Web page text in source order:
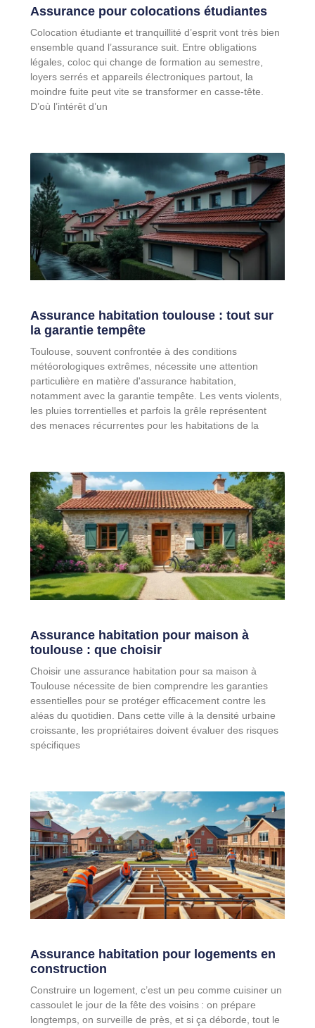
Assurance pour colocations étudiantes
Colocation étudiante et tranquillité d’esprit vont très bien
ensemble quand l’assurance suit. Entre obligations
légales, coloc qui change de formation au semestre,
loyers serrés et appareils électroniques partout, la
moindre fuite peut vite se transformer en casse-tête.
D’où l’intérêt d’un
Assurance habitation toulouse : tout sur
la garantie tempête
Toulouse, souvent confrontée à des conditions
météorologiques extrêmes, nécessite une attention
particulière en matière d'assurance habitation,
notamment avec la garantie tempête. Les vents violents,
les pluies torrentielles et parfois la grêle représentent
des menaces récurrentes pour les habitations de la
Assurance habitation pour maison à
toulouse : que choisir
Choisir une assurance habitation pour sa maison à
Toulouse nécessite de bien comprendre les garanties
essentielles pour se protéger efficacement contre les
aléas du quotidien. Dans cette ville à la densité urbaine
croissante, les propriétaires doivent évaluer des risques
spécifiques
Assurance habitation pour logements en
construction
Construire un logement, c’est un peu comme cuisiner un
cassoulet le jour de la fête des voisins : on prépare
longtemps, on surveille de près, et si ça déborde, tout le